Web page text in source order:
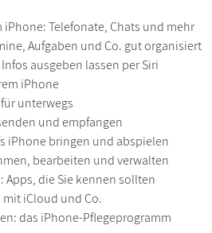
Telefonate, Chats und mehr
Aufgaben und Co. gut organisiert
ausgeben lassen per Siri
iPhone
unterwegs
und empfangen
iPhone bringen und abspielen
bearbeiten und verwalten
die Sie kennen sollten
iCloud und Co.
das iPhone-Pflegeprogramm